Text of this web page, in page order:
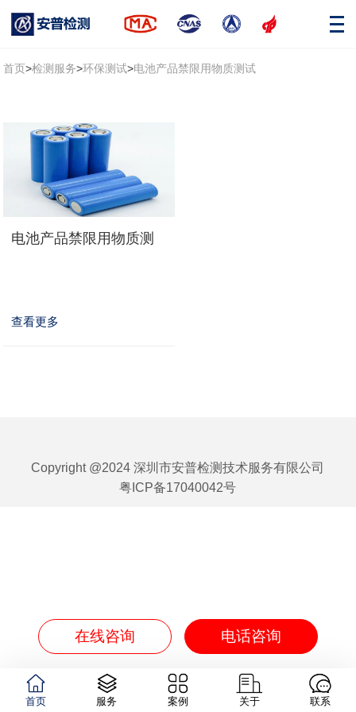
首页>检测服务>环保测试>电池产品禁限用物质测试
电池产品禁限用物质测
查看更多
Copyright @2024 深圳市安普检测技术服务有限公司
粤ICP备17040042号
在线咨询 电话咨询
首页 服务 案例 关于 联系